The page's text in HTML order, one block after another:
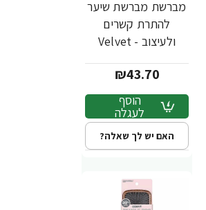
מברשת מברשת שיער
להתרת קשרים
ולעיצוב - Velvet
Conair
₪43.70
הוסף
לעגלה
האם יש לך שאלה?